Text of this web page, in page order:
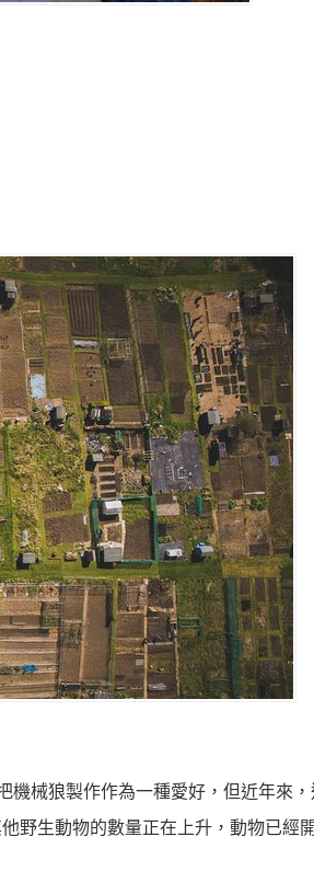
機械狼製作作為一種愛好，但近年來
野生動物的數量正在上升，動物已經